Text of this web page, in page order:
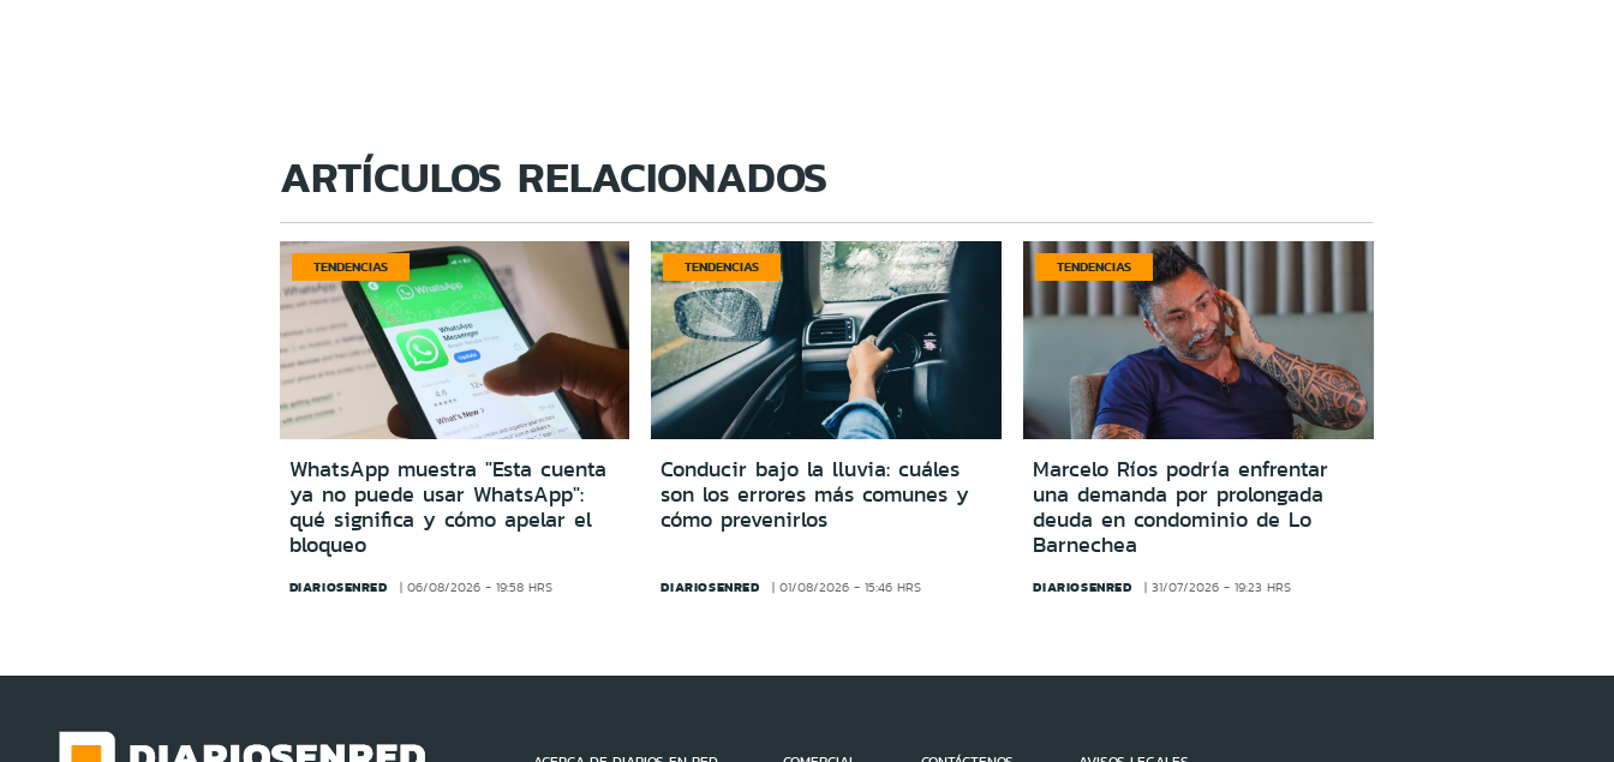
ARTÍCULOS RELACIONADOS
TENDENCIAS
WhatsApp muestra "Esta cuenta
ya no puede usar WhatsApp":
qué significa y cómo apelar el
bloqueo
DIARIOSENRED 06/08/2026 - 19:58 HRS
TENDENCIAS
Conducir bajo la lluvia: cuáles
son los errores más comunes y
cómo prevenirlos
DIARIOSENRED 01/08/2026 - 15:46 HRS
TENDENCIAS
Marcelo Ríos podría enfrentar
una demanda por prolongada
deuda en condominio de Lo
Barnechea
DIARIOSENRED 31/07/2026 - 19:23 HRS